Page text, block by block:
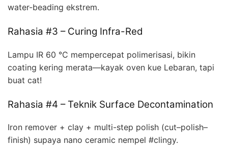
water-beading ekstrem.
Rahasia #3 – Curing Infra-Red
Lampu IR 60 °C mempercepat polimerisasi, bikin
coating kering merata—kayak oven kue Lebaran, tapi
buat cat!
Rahasia #4 – Teknik Surface Decontamination
Iron remover + clay + multi-step polish (cut–polish–
finish) supaya nano ceramic nempel #clingy.